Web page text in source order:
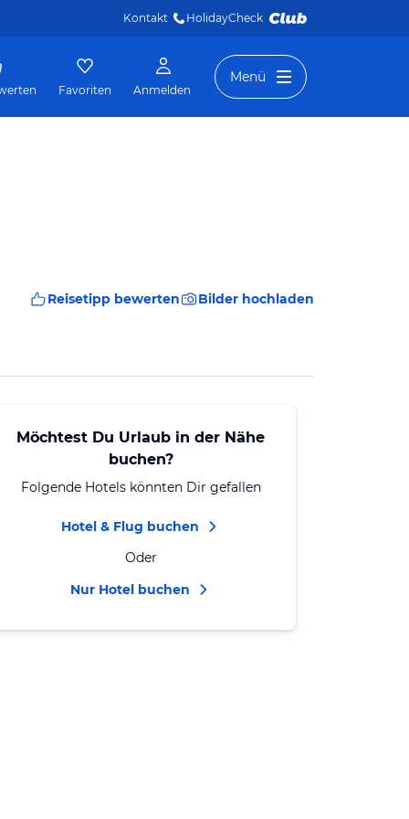
Kontakt HolidayCheck
Favoriten Anmelden
Menü
Reisetipp bewerten Bilder hochladen
Möchtest Du Urlaub in der Nähe
buchen?
Folgende Hotels könnten Dir gefallen
Hotel & Flug buchen
Oder
Nur Hotel buchen